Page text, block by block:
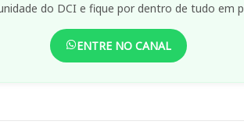
do DCI e fique por dentro de tudo em
ENTRE NO CANAL